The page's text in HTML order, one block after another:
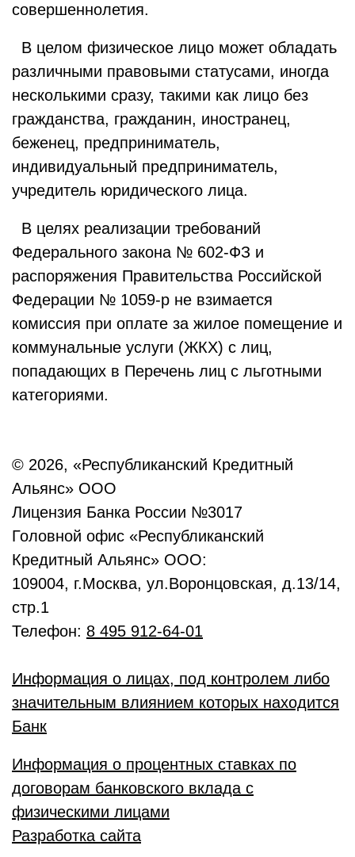
совершеннолетия.
В целом физическое лицо может обладать
различными правовыми статусами, иногда
несколькими сразу, такими как лицо без
гражданства, гражданин, иностранец,
беженец, предприниматель,
индивидуальный предприниматель,
учредитель юридического лица.
В целях реализации требований
Федерального закона № 602-ФЗ и
распоряжения Правительства Российской
Федерации № 1059-р не взимается
комиссия при оплате за жилое помещение и
коммунальные услуги (ЖКХ) с лиц,
попадающих в Перечень лиц с льготными
категориями.
© 2026, «Республиканский Кредитный
Альянс» ООО
Лицензия Банка России №3017
Головной офис «Республиканский
Кредитный Альянс» ООО:
109004, г.Москва, ул.Воронцовская, д.13/14,
стр.1
Телефон: 8 495 912-64-01
Информация о лицах, под контролем либо
значительным влиянием которых находится
Банк
Информация о процентных ставках по
договорам банковского вклада с
физическими лицами
Разработка сайта